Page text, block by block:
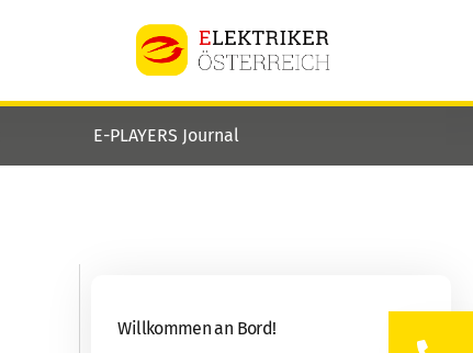
E-PLAYERS Journal
Willkommen an Bord!